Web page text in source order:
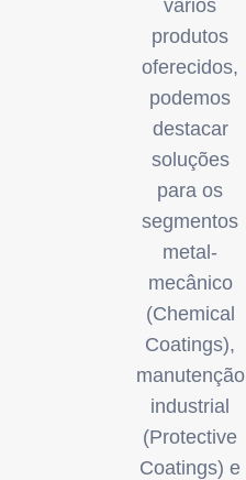
vários
produtos
oferecidos,
podemos
destacar
soluções
para os
segmentos
metal-
mecânico
(Chemical
Coatings),
manutenção
industrial
(Protective
Coatings) e